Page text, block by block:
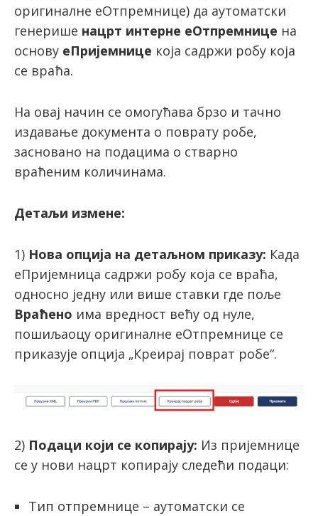
оригиналне еОтпремнице) да аутоматски
генерише нацрт интерне еОтпремнице на
основу еПријемнице која садржи робу која
се враћа.
На овај начин се омогућава брзо и тачно
издавање документа о поврату робе,
засновано на подацима о стварно
враћеним количинама.
Детаљи измене:
1) Нова опција на детаљном приказу: Када
еПријемница садржи робу која се враћа,
односно једну или више ставки где поље
Враћено има вредност већу од нуле,
пошиљаоцу оригиналне еОтпремнице се
приказује опција „Креирај поврат робе“.
2) Подаци који се копирају: Из пријемнице
се у нови нацрт копирају следећи подаци:
Тип отпремнице – аутоматски се